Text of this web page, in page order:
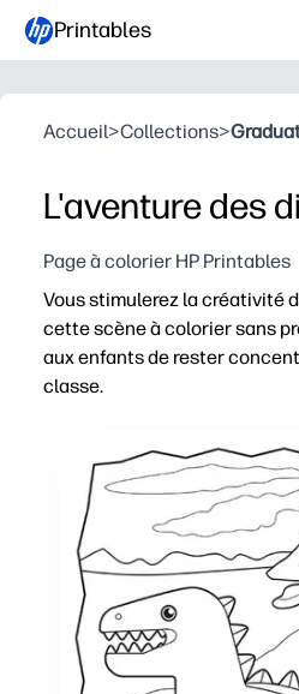
Printables
Accueil>Collections>
L'aventure des
Page à colorier HP Printables
Vous stimulerez la créativité
cette scène à colorier sans
aux enfants de rester
classe.
Pratique à imprimer et à
Les contours audacieux
Parfait pour les centres,
Éveille les discussions